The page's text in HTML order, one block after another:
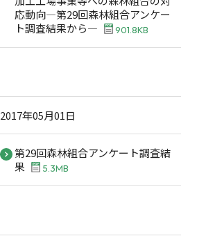
応動向―第29回森林組合アンケー
ト調査結果から―
901.8KB
2017年05月01日
第29回森林組合アンケート調査結
果
5.3MB